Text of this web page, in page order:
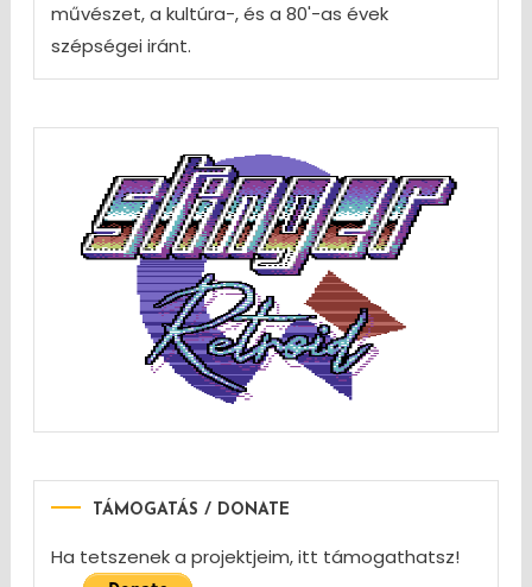
művészet, a kultúra-, és a 80'-as évek
szépségei iránt.
TÁMOGATÁS / DONATE
Ha tetszenek a projektjeim, itt támogathatsz!